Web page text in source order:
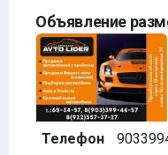
Объявление
Телефон